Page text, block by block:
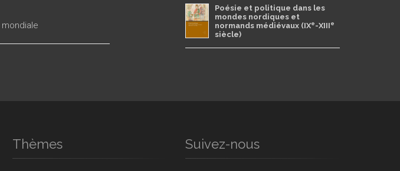
Poésie et politique dans les
mondes nordiques et
normands médiévaux (IXe-XIIIe
siècle)
Thèmes Suivez-nous